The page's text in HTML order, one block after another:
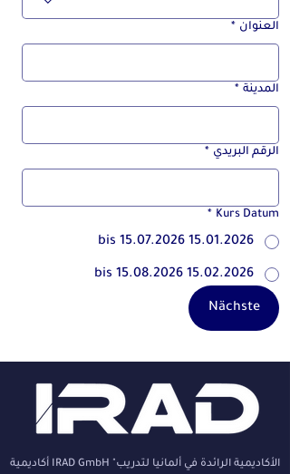
العنوان *
المدينة *
الرقم البريدي *
Kurs Datum
*
15.01.2026 bis 15.07.2026
15.02.2026 bis 15.08.2026
Nächste
أكاديمية IRAD GmbH "الأكاديمية الرائدة في ألمانيا لتدريب